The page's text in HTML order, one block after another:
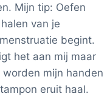
Mijn tip: Oefen
van je
begint.
het aan mij maar
mijn handen
eruit haal.